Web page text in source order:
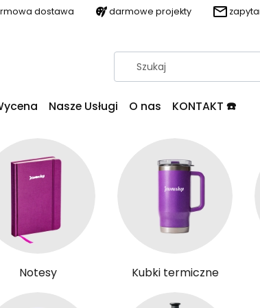
dostawa darmowe projekty
Nasze Usługi O nas KONTAKT ☎️
Notesy Kubki termiczne